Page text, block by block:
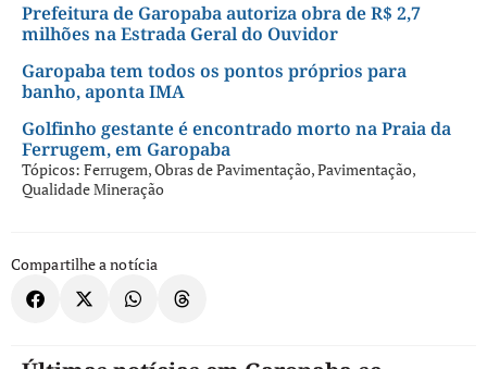
Prefeitura de Garopaba autoriza obra de R$ 2,7
milhões na Estrada Geral do Ouvidor
Garopaba tem todos os pontos próprios para
banho, aponta IMA
Golfinho gestante é encontrado morto na Praia da
Ferrugem, em Garopaba
Tópicos: Ferrugem,Obras de Pavimentação,Pavimentação,
Qualidade Mineração
Compartilhe a notícia